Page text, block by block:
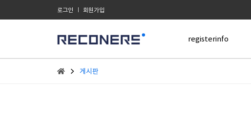
로그인 회원가입
registerinfo
게시판